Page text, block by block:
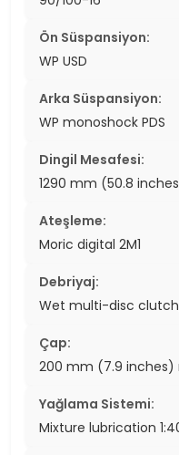
Ön Süspansiyon:
WP USD
Arka Süspansiyon:
WP monoshock PDS
Dingil Mesafesi:
1290 mm (50.8
Ateşleme:
Moric digital 2M1
Debriyaj:
Wet multi-disc
Çap:
200 mm (7.9 inches)
Yağlama Sistemi:
Mixture lubrication